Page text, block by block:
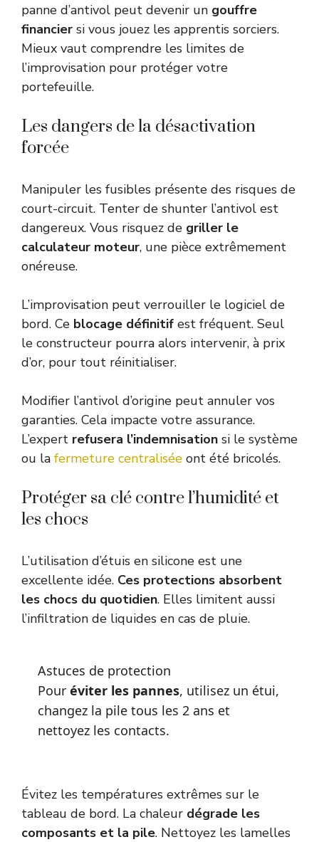
panne d’antivol peut devenir un gouffre
financier si vous jouez les apprentis sorciers.
Mieux vaut comprendre les limites de
l’improvisation pour protéger votre
portefeuille.
Les dangers de la désactivation
forcée
Manipuler les fusibles présente des risques de
court-circuit. Tenter de shunter l’antivol est
dangereux. Vous risquez de griller le
calculateur moteur, une pièce extrêmement
onéreuse.
L’improvisation peut verrouiller le logiciel de
bord. Ce blocage définitif est fréquent. Seul
le constructeur pourra alors intervenir, à prix
d’or, pour tout réinitialiser.
Modifier l’antivol d’origine peut annuler vos
garanties. Cela impacte votre assurance.
L’expert refusera l’indemnisation si le système
ou la fermeture centralisée ont été bricolés.
Protéger sa clé contre l’humidité et
les chocs
L’utilisation d’étuis en silicone est une
excellente idée. Ces protections absorbent
les chocs du quotidien. Elles limitent aussi
l’infiltration de liquides en cas de pluie.
Astuces de protection
Pour éviter les pannes, utilisez un étui,
changez la pile tous les 2 ans et
nettoyez les contacts.
Évitez les températures extrêmes sur le
tableau de bord. La chaleur dégrade les
composants et la pile. Nettoyez les lamelles